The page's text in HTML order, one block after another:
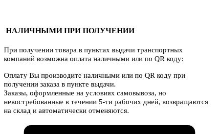
НАЛИЧНЫМИ ПРИ ПОЛУЧЕНИИ
При получении товара в пунктах выдачи транспортных
компаний возможна оплата наличными или по QR коду:
Оплату Вы производите наличными или по QR коду при
получении заказа в пункте выдачи.
Заказы, оформленные на условиях самовывоза, но
невостребованные в течении 5-ти рабочих дней, возвращаются
на склад и автоматически отменяются.